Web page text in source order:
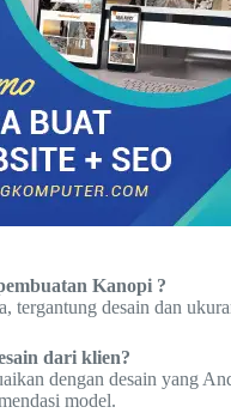
Kanopi ?
tergantung desain dan
dari klien?
dengan desain yang
model.